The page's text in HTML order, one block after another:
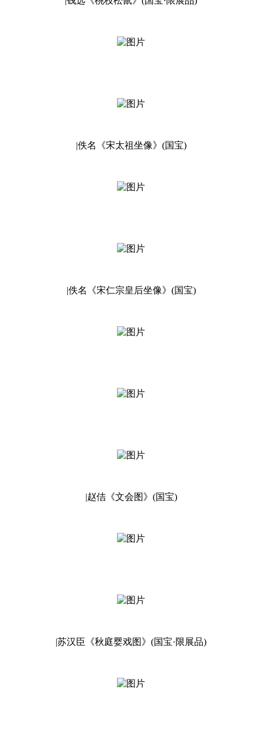
|佚名《宋太祖坐像》(国宝)
|佚名《宋仁宗皇后坐像》(国宝)
|赵佶《文会图》(国宝)
|苏汉臣《秋庭婴戏图》(国宝·限展品)